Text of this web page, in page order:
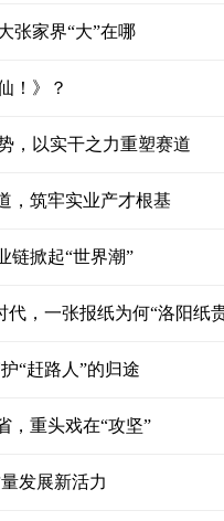
张家界“大”在哪
！》？
，以实干之力重塑赛道
，筑牢实业产才根基
链掀起“世界潮”
，一张报纸为何“洛阳纸
“赶路人”的归途
，重头戏在“攻坚”
发展新活力